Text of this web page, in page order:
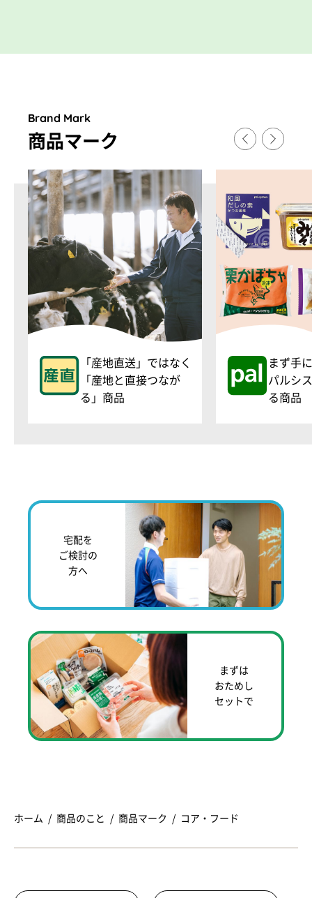
Brand Mark
商品マーク
「産地直送」ではなく
「産地と直接つなが
る」商品
まず手
パルシ
る商品
宅配を
ご検討の
方へ
まずは
おためし
セットで
ホーム 商品のこと 商品マーク コア・フード